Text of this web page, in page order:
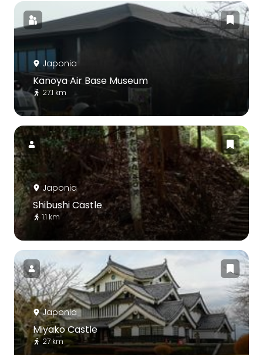
Japonia
Kanoya Air Base Museum
27.1 km
Japonia
Shibushi Castle
1.1 km
Japonia
Miyako Castle
27 km